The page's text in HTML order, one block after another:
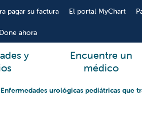
pagar su factura El portal MyChart
Done ahora
y
Encuentre un
médico
Enfermedades urológicas pediátricas que